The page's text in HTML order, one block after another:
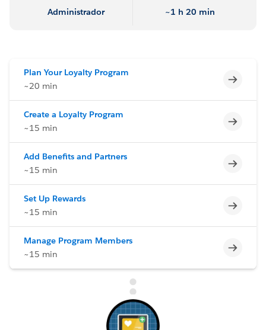
Administrador ~1 h 20 min
Plan Your Loyalty Program
~20 min
Create a Loyalty Program
~15 min
Add Benefits and Partners
~15 min
Set Up Rewards
~15 min
Manage Program Members
~15 min